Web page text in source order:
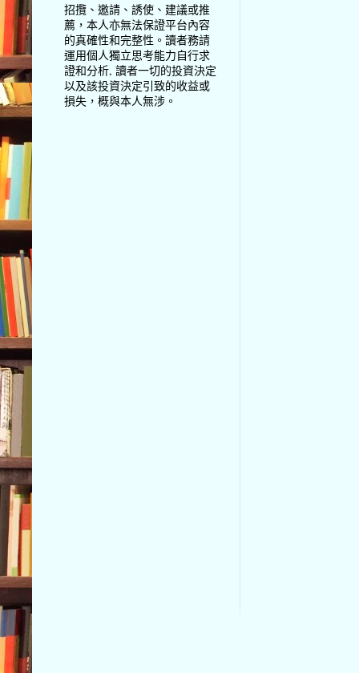
招攬、邀請、誘使、建議或推
薦，本人亦無法保證平台內容
的真確性和完整性。讀者務請
運用個人獨立思考能力自行求
證和分析, 讀者一切的投資決定
以及該投資決定引致的收益或
損失，概與本人無涉。